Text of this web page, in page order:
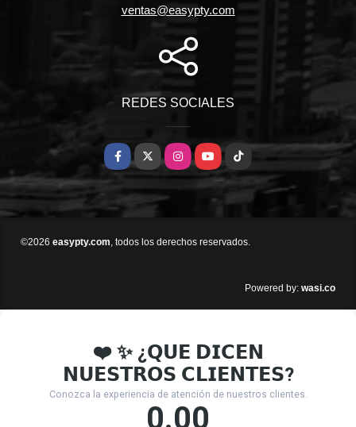
ventas@easypty.com
REDES SOCIALES
Facebook
X InstagramYouTubeTikTok
©2026 easypty.com, todos los derechos reservados.
Powered by: wasi.co